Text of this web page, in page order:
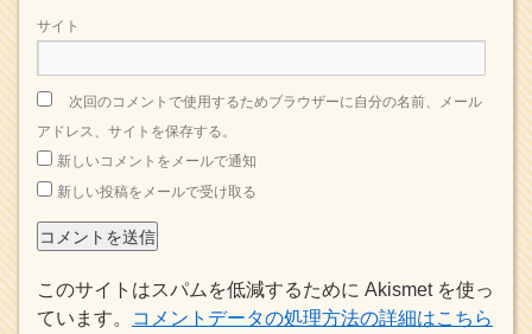
サイト
次回のコメントで使用するためブラウザーに自分の名前、メール
アドレス、サイトを保存する。
新しいコメントをメールで通知
新しい投稿をメールで受け取る
このサイトはスパムを低減するために Akismet を使っ
ています。
コメントデータの処理方法の詳細はこちら